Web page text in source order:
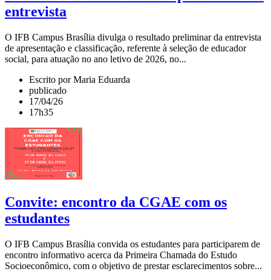
entrevista
O IFB Campus Brasília divulga o resultado preliminar da entrevista
de apresentação e classificação, referente à seleção de educador
social, para atuação no ano letivo de 2026, no...
Escrito por Maria Eduarda
publicado
17/04/26
17h35
Convite: encontro da CGAE com os
estudantes
O IFB Campus Brasília convida os estudantes para participarem de
encontro informativo acerca da Primeira Chamada do Estudo
Socioeconômico, com o objetivo de prestar esclarecimentos sobre...